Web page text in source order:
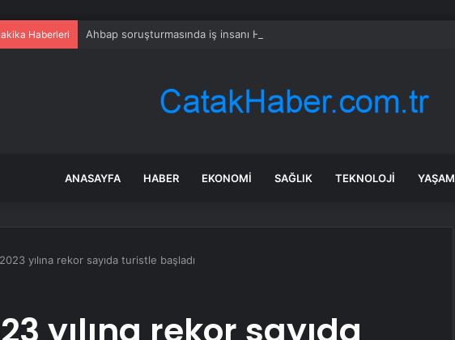
Haberleri Ahbap soruşturmasında iş insanı Hüseyin Başaran’a tutuklama talebi
ANASAYFA HABER EKONOMI SAĞLIK TEKNOLOJI YAŞAM
yılına rekor sayıda turistle başladı
yılına rekor sayıda